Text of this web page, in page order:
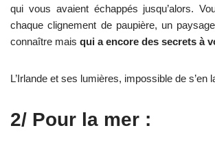
qui vous avaient échappés jusqu’alors.
chaque clignement de paupière, un
connaître mais qui a encore des secrets à
L’Irlande et ses lumières, impossible de s’en
2/ Pour la mer :